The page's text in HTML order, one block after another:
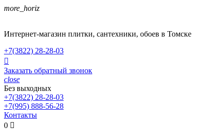
more_horiz
Интернет-магазин плитки, сантехники, обоев в Томске
+7(3822) 28-28-03

Заказать обратный звонок
close
Без выходных
+7(3822) 28-28-03
+7(995) 888-56-28
Контакты
0 